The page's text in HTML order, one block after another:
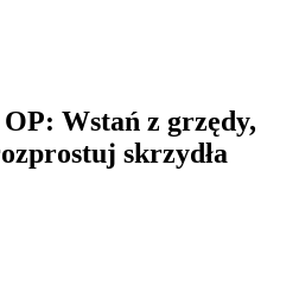
Wstań z grzędy,
skrzydła